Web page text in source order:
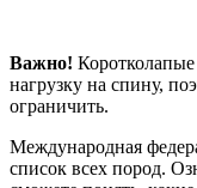
Важно!
нагрузку на спину,
ограничить.
Международная
список всех пород.